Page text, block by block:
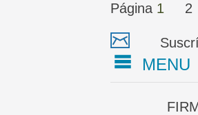
Página 1 2
MENU